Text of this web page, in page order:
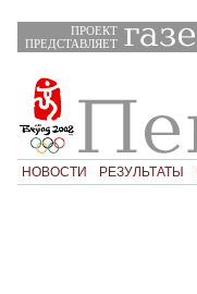
ПРОЕКТ
ПРЕДСТАВЛЯЕТ
НОВОСТИ РЕЗУЛЬТАТЫ